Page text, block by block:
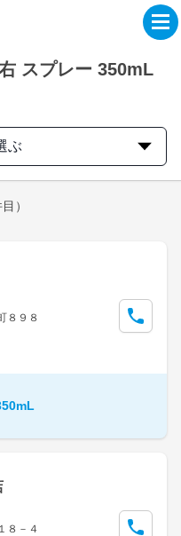
スプレー 350mL
ぶ
）
８９８
８－４